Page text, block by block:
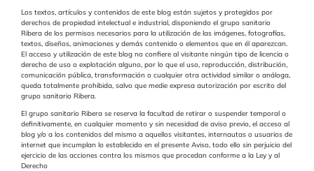
Los textos, artículos y contenidos de este blog están sujetos y protegidos por
derechos de propiedad intelectual e industrial, disponiendo el grupo sanitario
Ribera de los permisos necesarios para la utilización de las imágenes, fotografías,
textos, diseños, animaciones y demás contenido o elementos que en él aparezcan.
El acceso y utilización de este blog no confiere al visitante ningún tipo de licencia o
derecho de uso o explotación alguno, por lo que el uso, reproducción, distribución,
comunicación pública, transformación o cualquier otra actividad similar o análoga,
queda totalmente prohibida, salvo que medie expresa autorización por escrito del
grupo sanitario Ribera.
El grupo sanitario Ribera se reserva la facultad de retirar o suspender temporal o
definitivamente, en cualquier momento y sin necesidad de aviso previo, el acceso al
blog y/o a los contenidos del mismo a aquellos visitantes, internautas o usuarios de
internet que incumplan lo establecido en el presente Aviso, todo ello sin perjuicio del
ejercicio de las acciones contra los mismos que procedan conforme a la Ley y al
Derecho